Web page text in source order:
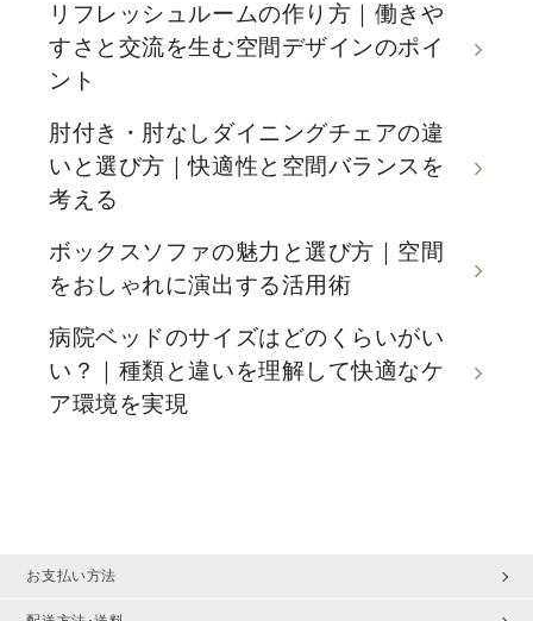
リフレッシュルームの作り方｜働きや
すさと交流を生む空間デザインのポイ
ント
肘付き・肘なしダイニングチェアの違
いと選び方｜快適性と空間バランスを
考える
ボックスソファの魅力と選び方｜空間
をおしゃれに演出する活用術
病院ベッドのサイズはどのくらいがい
い？｜種類と違いを理解して快適なケ
ア環境を実現
お支払い方法